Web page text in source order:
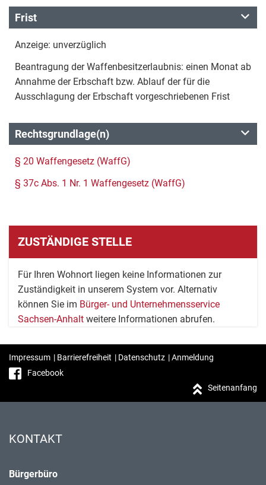
Frist
Anzeige: unverzüglich
Beantragung der Waffenbesitzerlaubnis: einen Monat ab
Annahme der Erbschaft bzw. Ablauf der für die
Ausschlagung der Erbschaft vorgeschriebenen Frist
Rechtsgrundlage(n)
§ 20 Waffengesetz (WaffG)
§ 37c Abs. 1 Nr. 1 Waffengesetz (WaffG)
ZUSTÄNDIGE STELLE
Für Ihren Wohnort liegen keine Informationen zur
Zuständigkeit in unserem System vor. Alternativ
können Sie im Bürger- und Unternehmensservice
Sachsen-Anhalt weitere Informationen abrufen.
Impressum | Barrierefreiheit | Datenschutz |Anmeldung
Facebook
Seitenanfang
KONTAKT
Bürgerbüro